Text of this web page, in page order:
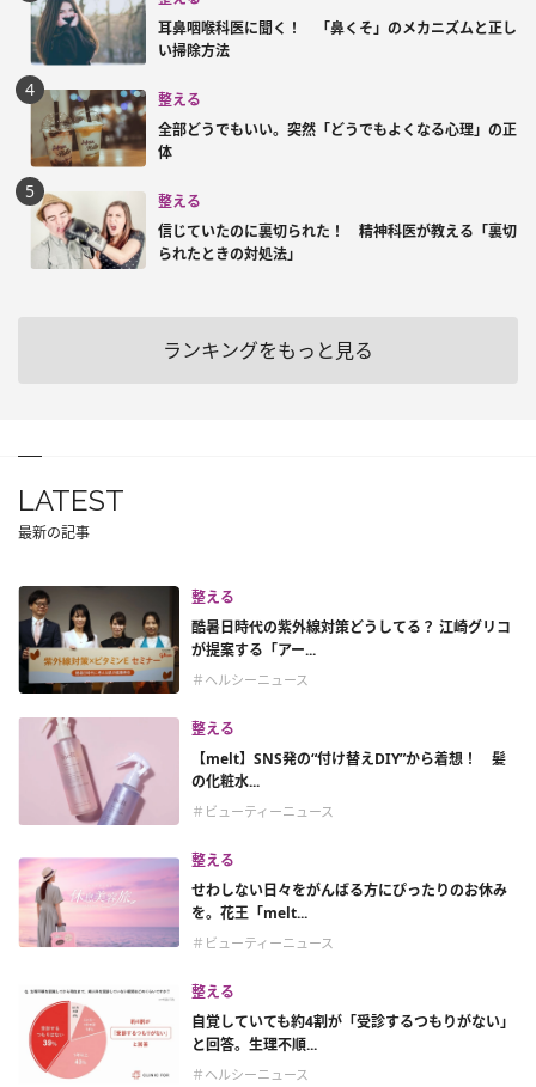
耳鼻咽喉科医に聞く！ 「鼻くそ」のメカニズムと正し
い掃除方法
整える
全部どうでもいい。突然「どうでもよくなる心理」の正
体
整える
信じていたのに裏切られた！ 精神科医が教える「裏切
られたときの対処法」
ランキングをもっと見る
LATEST
最新の記事
整える
酷暑日時代の紫外線対策どうしてる？ 江崎グリコ
が提案する「アー...
＃ヘルシーニュース
整える
【melt】SNS発の“付け替えDIY”から着想！ 髪
の化粧水...
＃ビューティーニュース
整える
せわしない日々をがんばる方にぴったりのお休み
を。花王「melt...
＃ビューティーニュース
整える
自覚していても約4割が「受診するつもりがない」
と回答。生理不順...
＃ヘルシーニュース